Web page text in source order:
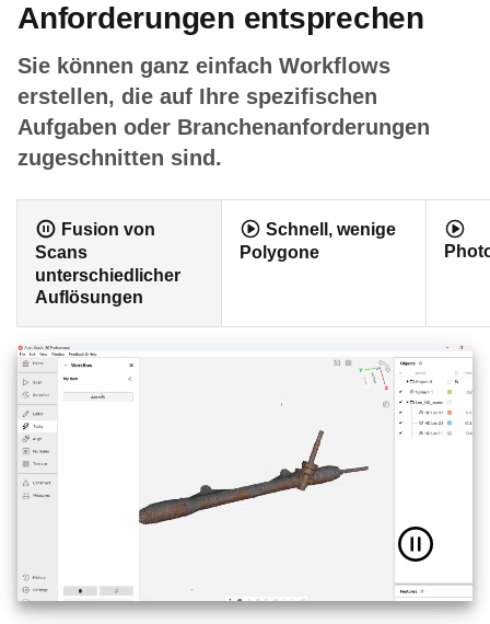
Anforderungen entsprechen
Sie können ganz einfach Workflows
erstellen, die auf Ihre spezifischen
Aufgaben oder Branchenanforderungen
zugeschnitten sind.
Fusion von
Scans
unterschiedlicher
Auflösungen
Schnell, wenige
Polygone